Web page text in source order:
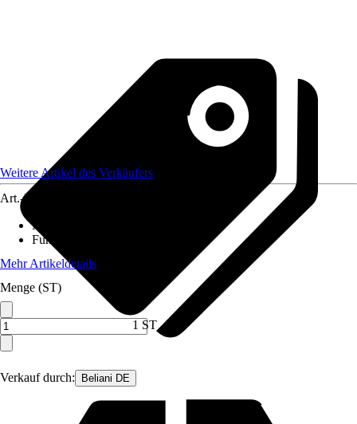
Verkauf durch: Beliani DE
Weitere Artikel des Verkäufers
Art.-Nr.
Material Tischplatte
Funktionen
Mehr Artikeldetails
Menge (ST)
1 ST